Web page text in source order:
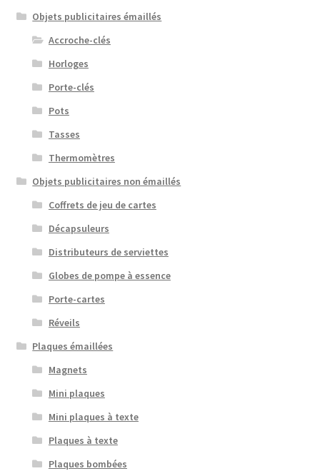
Objets publicitaires émaillés
Accroche-clés
Horloges
Porte-clés
Pots
Tasses
Thermomètres
Objets publicitaires non émaillés
Coffrets de jeu de cartes
Décapsuleurs
Distributeurs de serviettes
Globes de pompe à essence
Porte-cartes
Réveils
Plaques émaillées
Magnets
Mini plaques
Mini plaques à texte
Plaques à texte
Plaques bombées